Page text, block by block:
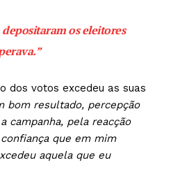
os eleitores
dos votos excedeu as suas
bom resultado, percepção
campanha, pela reacção
confiança que em mim
aquela que eu